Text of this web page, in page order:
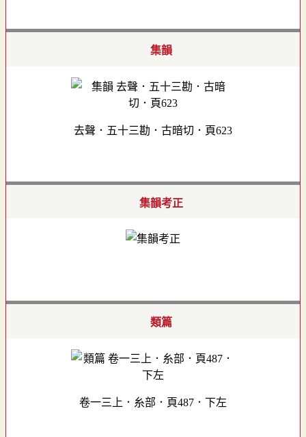
集韻
去聲．五十三勘．古暗切．頁623
集韻考正
類篇
卷一三上．糸部．頁487．下左